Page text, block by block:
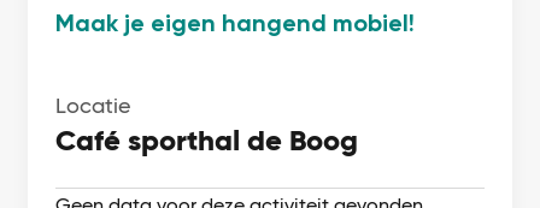
Maak je eigen hangend mobiel!
Locatie
Café sporthal de Boog